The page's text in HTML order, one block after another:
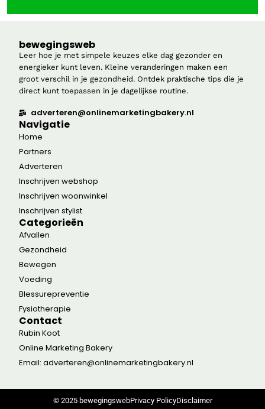
bewegingsweb
Leer hoe je met simpele keuzes elke dag gezonder en
energieker kunt leven. Kleine veranderingen maken een
groot verschil in je gezondheid. Ontdek praktische tips die je
direct kunt toepassen in je dagelijkse routine.
adverteren@onlinemarketingbakery.nl
Navigatie
Home
Partners
Adverteren
Inschrijven webshop
Inschrijven woonwinkel
Inschrijven stylist
Categorieën
Afvallen
Gezondheid
Bewegen
Voeding
Blessurepreventie
Fysiotherapie
Contact
Rubin Koot
Online Marketing Bakery
Email: adverteren@onlinemarketingbakery.nl
© 2025 bewegingswebPrivacy PolicyDisclaimer